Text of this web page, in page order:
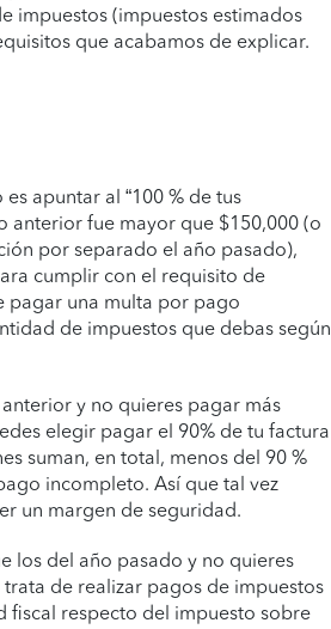
impuestos (impuestos estimados
que acabamos de explicar.
apuntar al “100 % de tus
anterior fue mayor que $150,000 (o
por separado el año pasado),
cumplir con el requisito de
pagar una multa por pago
de impuestos que debas según
y no quieres pagar más
elegir pagar el 90% de tu factura
suman, en total, menos del 90 %
incompleto. Así que tal vez
un margen de seguridad.
los del año pasado y no quieres
de realizar pagos de impuestos
fiscal respecto del impuesto sobre